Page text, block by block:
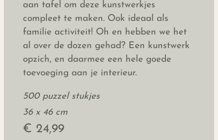
aan tafel om deze kunstwerkjes
compleet te maken. Ook ideaal als
familie activiteit! Oh en hebben we het
al over de dozen gehad? Een kunstwerk
opzich, en daarmee een hele goede
toevoeging aan je interieur.
500 puzzel stukjes
36 x 46 cm
€ 24,99